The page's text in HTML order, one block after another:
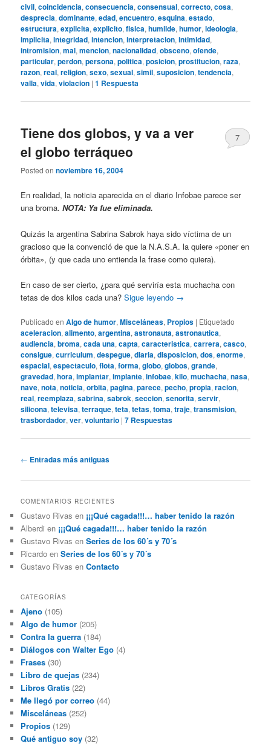
civil,coincidencia,consecuencia,consensual,correcto,cosa,
desprecia,dominante,edad,encuentro,esquina,estado,
estructura,explicita,explicito,fisica,humilde,humor,ideologia,
implicita,integridad,intencion,interpretacion,intimidad,
intromision,mal,mencion,nacionalidad,obsceno,ofende,
particular,perdon,persona,politica,posicion,prostitucion,raza,
razon,real,religion,sexo,sexual,simil,suposicion,tendencia,
valla,vida,violacion |1 Respuesta
Tiene dos globos, y va a ver
el globo terráqueo
Posted onnoviembre 16, 2004
7
En realidad, la noticia aparecida en el diario Infobae parece ser
una broma.NOTA: Ya fue eliminada.
Quizás la argentina Sabrina Sabrok haya sido víctima de un
gracioso que la convenció de que la N.A.S.A. la quiere «poner en
órbita», (y que cada uno entienda la frase como quiera).
En caso de ser cierto, ¿para qué serviría esta muchacha con
tetas de dos kilos cada una?Sigue leyendo →
Publicado en Algo de humor,Misceláneas, Propios | Etiquetado
aceleracion,alimento,argentina,astronauta,astronautica,
audiencia,broma,cada una,capta,caracteristica,carrera,casco,
consigue,curriculum,despegue,diaria,disposicion,dos,enorme,
espacial,espectaculo,flota,forma,globo,globos,grande,
gravedad,hora,implantar,implante,infobae,kilo,muchacha,nasa,
nave,nota,noticia,orbita,pagina,parece,pecho,propia,racion,
real,reemplaza,sabrina,sabrok,seccion,senorita,servir,
silicona,televisa,terraque,teta,tetas,toma,traje,transmision,
trasbordador,ver,voluntario |7 Respuestas
Navegación
entradas
← Entradas más antiguas
COMENTARIOS RECIENTES
Gustavo Rivas en ¡¡¡Qué cagada!!!… haber tenido la razón
Alberdi en ¡¡¡Qué cagada!!!… haber tenido la razón
Gustavo Rivas enSeries de los 60´s y 70´s
Ricardo enSeries de los 60´s y 70´s
Gustavo Rivas enContacto
CATEGORÍAS
Ajeno (105)
Algo de humor (205)
Contra la guerra (184)
Diálogos con Walter Ego (4)
Frases (30)
Libro de quejas (234)
Libros Gratis (22)
Me llegó por correo (44)
Misceláneas (252)
Propios (129)
Qué antiguo soy (32)